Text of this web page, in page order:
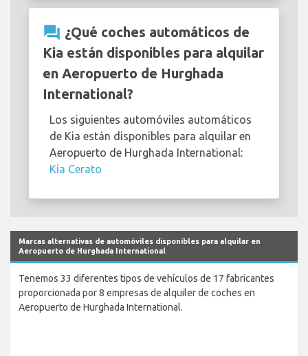
question_answer ¿Qué coches automáticos de
Kia están disponibles para alquilar
en Aeropuerto de Hurghada
International?
Los siguientes automóviles automáticos
de Kia están disponibles para alquilar en
Aeropuerto de Hurghada International:
Kia Cerato
Marcas alternativas de automóviles disponibles para alquilar en
Aeropuerto de Hurghada International
Tenemos 33 diferentes tipos de vehículos de 17 fabricantes
proporcionada por 8 empresas de alquiler de coches en
Aeropuerto de Hurghada International.